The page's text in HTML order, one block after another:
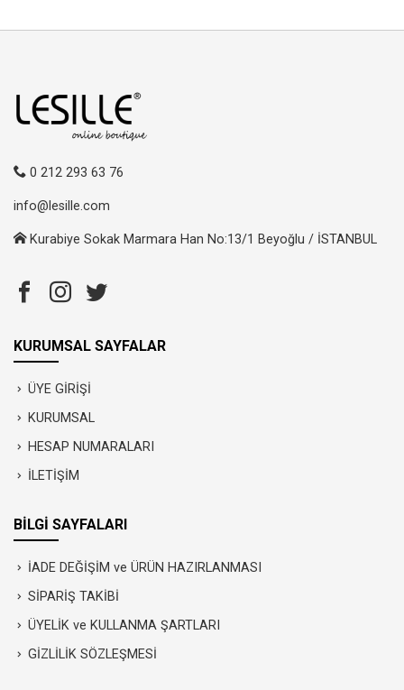
0 212 293 63 76
info@lesille.com
Kurabiye Sokak Marmara Han No:13/1 Beyoğlu / İSTANBUL
KURUMSAL SAYFALAR
ÜYE GİRİŞİ
KURUMSAL
HESAP NUMARALARI
İLETİŞİM
BİLGİ SAYFALARI
İADE DEĞİŞİM ve ÜRÜN HAZIRLANMASI
SİPARİŞ TAKİBİ
ÜYELİK ve KULLANMA ŞARTLARI
GİZLİLİK SÖZLEŞMESİ